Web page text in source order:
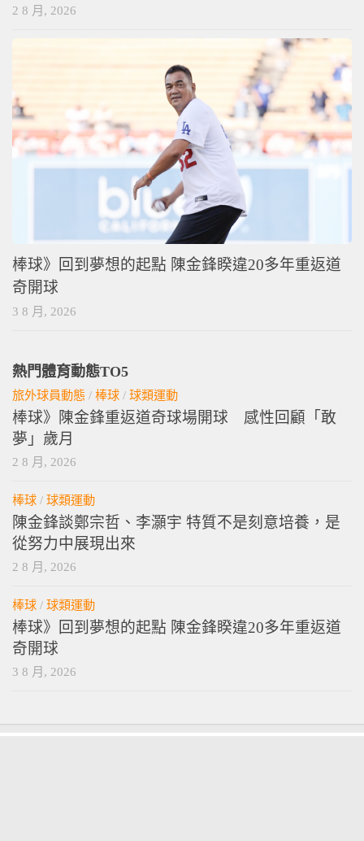
2 8 月, 2026
棒球》回到夢想的起點 陳金鋒睽違20多年重返道
奇開球
3 8 月, 2026
熱門體育動態TO5
旅外球員動態 / 棒球 / 球類運動
棒球》陳金鋒重返道奇球場開球 感性回顧「敢
夢」歲月
2 8 月, 2026
棒球 / 球類運動
陳金鋒談鄭宗哲、李灝宇 特質不是刻意培養，是
從努力中展現出來
2 8 月, 2026
棒球 / 球類運動
棒球》回到夢想的起點 陳金鋒睽違20多年重返道
奇開球
3 8 月, 2026